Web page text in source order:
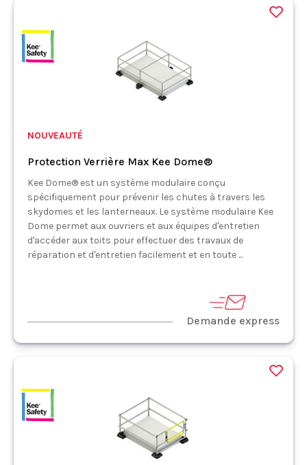
NOUVEAUTÉ
Protection Verrière Max Kee Dome®
Kee Dome® est un système modulaire conçu
spécifiquement pour prévenir les chutes à travers les
skydomes et les lanterneaux. Le système modulaire Kee
Dome permet aux ouvriers et aux équipes d'entretien
d'accéder aux toits pour effectuer des travaux de
réparation et d'entretien facilement et en toute ...
Demande express